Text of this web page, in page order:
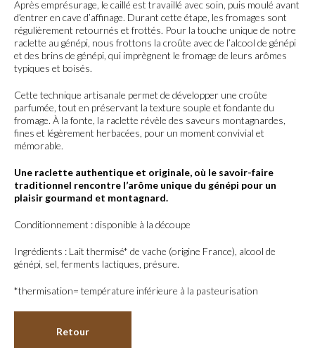
Après emprésurage, le caillé est travaillé avec soin, puis moulé avant
d’entrer en cave d’affinage. Durant cette étape, les fromages sont
régulièrement retournés et frottés. Pour la touche unique de notre
raclette au génépi, nous frottons la croûte avec de l’alcool de génépi
et des brins de génépi, qui imprègnent le fromage de leurs arômes
typiques et boisés.
Cette technique artisanale permet de développer une croûte
parfumée, tout en préservant la texture souple et fondante du
fromage. À la fonte, la raclette révèle des saveurs montagnardes,
fines et légèrement herbacées, pour un moment convivial et
mémorable.
Une raclette authentique et originale, où le savoir-faire
traditionnel rencontre l’arôme unique du génépi pour un
plaisir gourmand et montagnard.
Conditionnement : disponible à la découpe
Ingrédients : Lait thermisé* de vache (origine France), alcool de
génépi, sel, ferments lactiques, présure.
*thermisation= température inférieure à la pasteurisation
Retour